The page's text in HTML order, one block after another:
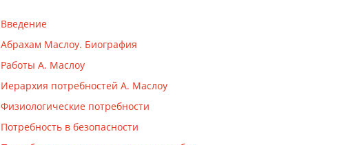
Введение
Абрахам Маслоу. Биография
Работы А. Маслоу
Иерархия потребностей А. Маслоу
Физиологические потребности
Потребность в безопасности